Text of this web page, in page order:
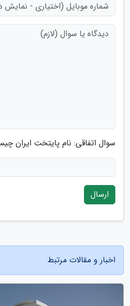
سوال اتفاقی: نام پایتخت ایران
ارسال
اخبار و مقالات مرتبط